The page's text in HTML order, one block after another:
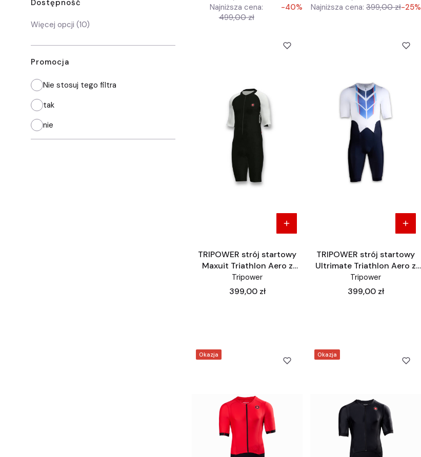
Dostępność
Dostępność
Więcej opcji (10)
Promocja
Nie stosuj tego filtra
tak
nie
Najniższa cena:
499,00 zł
-40%
Najniższa cena: 399,00 zł-25%
TRIPOWER strój startowy
Maxuit Triathlon Aero z
rękawem
Tripower
Cena
399,00 zł
TRIPOWER strój startowy
Ultrimate Triathlon Aero z
rękawem
Tripower
Cena
399,00 zł
Okazja Okazja